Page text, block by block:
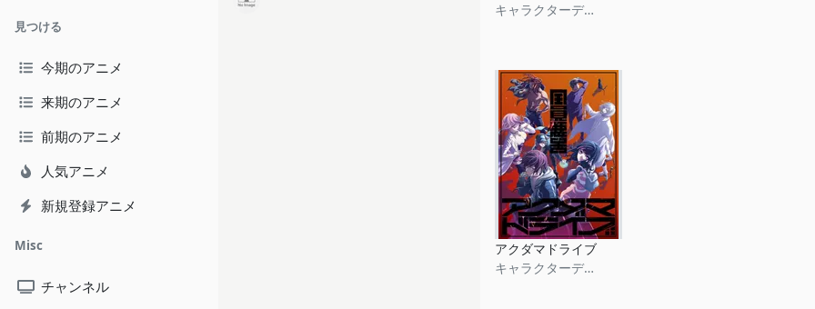
見つける
今期のアニメ
来期のアニメ
前期のアニメ
人気アニメ
新規登録アニメ
Misc
チャンネル
キャラクターデザイン
アクダマドライブ
キャラクターデザイン